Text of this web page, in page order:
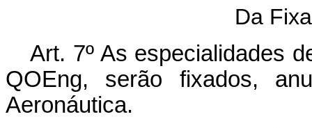
Da
Art. 7º As especialidades
QOEng, serão fixados,
Aeronáutica.